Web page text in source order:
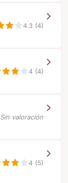
4.3 (4)
4 (4)
Sin valoración
4 (5)